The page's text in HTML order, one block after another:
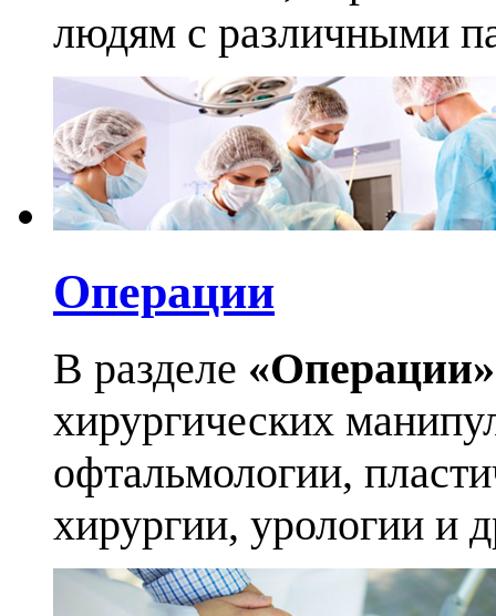
людям с различными
Операции
В разделе «Операции»
хирургических
офтальмологии,
хирургии, урологии и